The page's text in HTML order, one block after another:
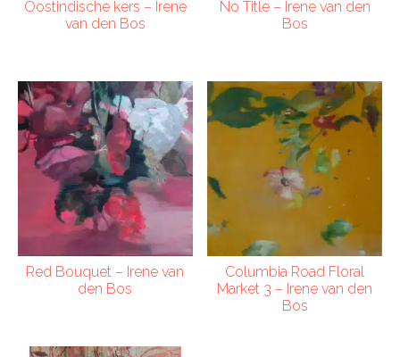
Oostindische kers – Irene
van den Bos
No Title – Irene van den
Bos
Red Bouquet – Irene van
den Bos
Columbia Road Floral
Market 3 – Irene van den
Bos